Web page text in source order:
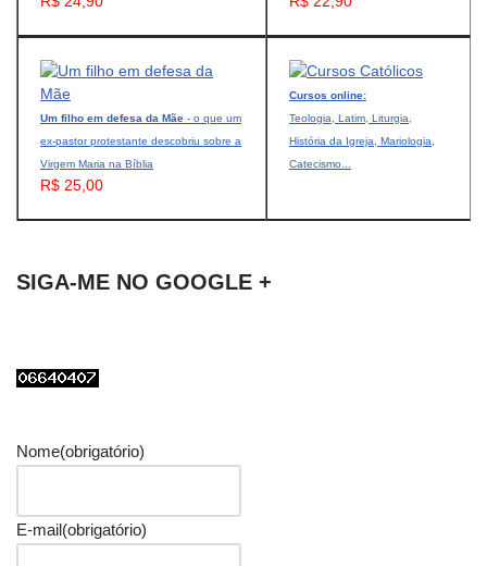
Um filho em defesa da Mãe - o que um
ex-pastor protestante descobriu sobre a
Virgem Maria na Bíblia
R$ 25,00
Cursos online:
Teologia, Latim, Liturgia,
História da Igreja, Mariologia,
Catecismo...
SIGA-ME NO GOOGLE +
Nome(obrigatório)
E-mail(obrigatório)